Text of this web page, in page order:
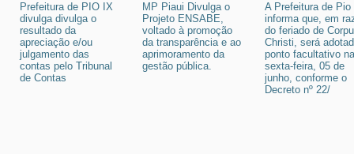
Prefeitura de PIO IX
divulga divulga o
resultado da
apreciação e/ou
julgamento das
contas pelo Tribunal
de Contas
MP Piaui Divulga o
Projeto ENSABE,
voltado à promoção
da transparência e ao
aprimoramento da
gestão pública.
A Prefeitura de Pio
informa que, em
do feriado de
Christi, será
ponto facultativo na
sexta-feira, 05 de
junho, conforme o
Decreto nº 22/